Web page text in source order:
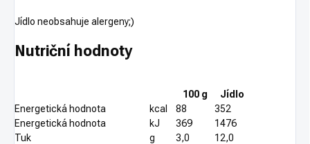
Jídlo neobsahuje alergeny;)
Nutriční hodnoty
100 g
Jídlo
Energetická hodnota
kcal 88
352
Energetická hodnota
kJ 369
1476
Tuk
g 3,0
12,0